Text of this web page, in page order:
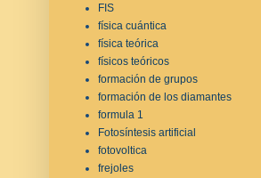
FIS
física cuántica
física teórica
físicos teóricos
formación de grupos
formación de los diamantes
formula 1
Fotosíntesis artificial
fotovoltica
frejoles